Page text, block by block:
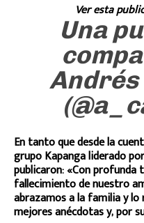
Ver esta
Una
Andrés
En tanto que desde la
grupo Kapanga liderado
publicaron: «Con
fallecimiento de nuestro
abrazamos a la familia y
mejores anécdotas y, por